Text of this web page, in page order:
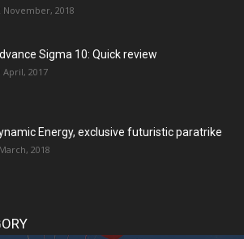
November, 2018
Sigma 10: Quick review
April, 2017
Energy, exclusive futuristic paratrike
2018